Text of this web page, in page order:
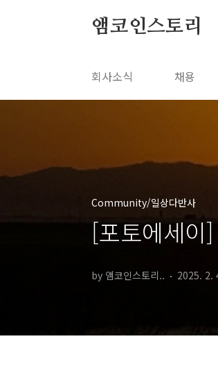
앰코인스토리
회사소식 채용
Community/일상다반사
[포토에세이
by 앰코인스토리.. 2025. 2.